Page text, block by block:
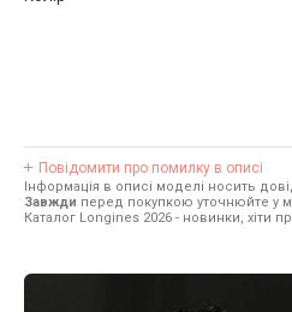
Повідомити про помилку в описі
Інформація в описі моделі носить
Завжди перед покупкою уточнюйте у
Каталог Longines 2026 - новинки, хіти